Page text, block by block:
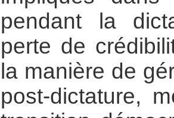
pendant la
perte de
la manière de
post-dictature,